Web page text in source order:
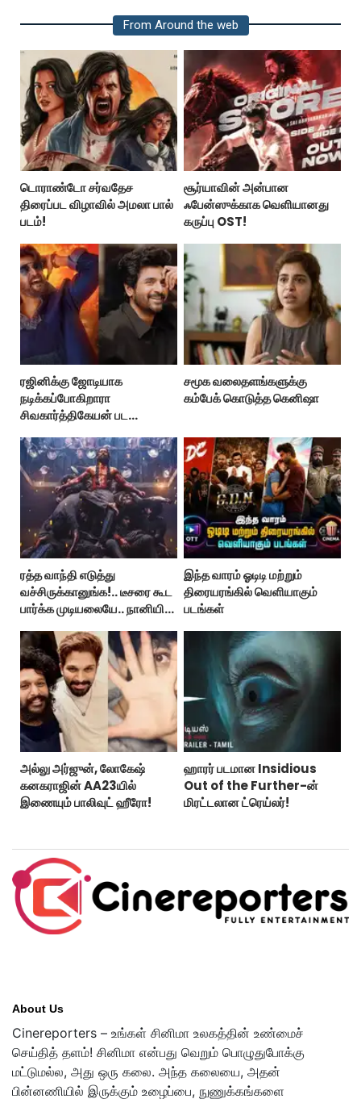
From Around the web
டொராண்டோ சர்வதேச
திரைப்பட விழாவில் அமலா பால்
படம்!
சூர்யாவின் அன்பான
ஃபேன்ஸுக்காக வெளியானது
கருப்பு OST!
ரஜினிக்கு ஜோடியாக
நடிக்கப்போகிறாரா
சிவகார்த்திகேயன் பட
சமூக வலைதளங்களுக்கு
கம்பேக் கொடுத்த கெனிஷா
ரத்த வாந்தி எடுத்து
வச்சிருக்கானுங்க!.. டீசரை கூட
பார்க்க முடியலையே.. நானியின்
இந்த வாரம் ஓடிடி மற்றும்
திரையரங்கில் வெளியாகும்
படங்கள்
அல்லு அர்ஜுன், லோகேஷ்
கனகராஜின் AA23யில்
இணையும் பாலிவுட் ஹீரோ!
ஹாரர் படமான Insidious
Out of the Further-ன்
மிரட்டலான ட்ரெய்லர்!
About Us
Cinereporters – உங்கள் சினிமா உலகத்தின் உண்மைச்
செய்தித் தளம்! சினிமா என்பது வெறும் பொழுதுபோக்கு
மட்டுமல்ல, அது ஒரு கலை. அந்த கலையை, அதன்
பின்னணியில் இருக்கும் உழைப்பை, நுணுக்கங்களை